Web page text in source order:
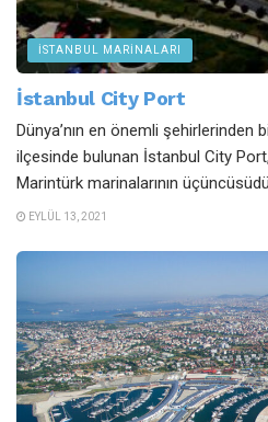
İSTANBUL MARINALARI
İstanbul City Port
Dünya’nın en önemli şehirlerinden
ilçesinde bulunan İstanbul City
Marintürk marinalarının
EYLÜL 13, 2021